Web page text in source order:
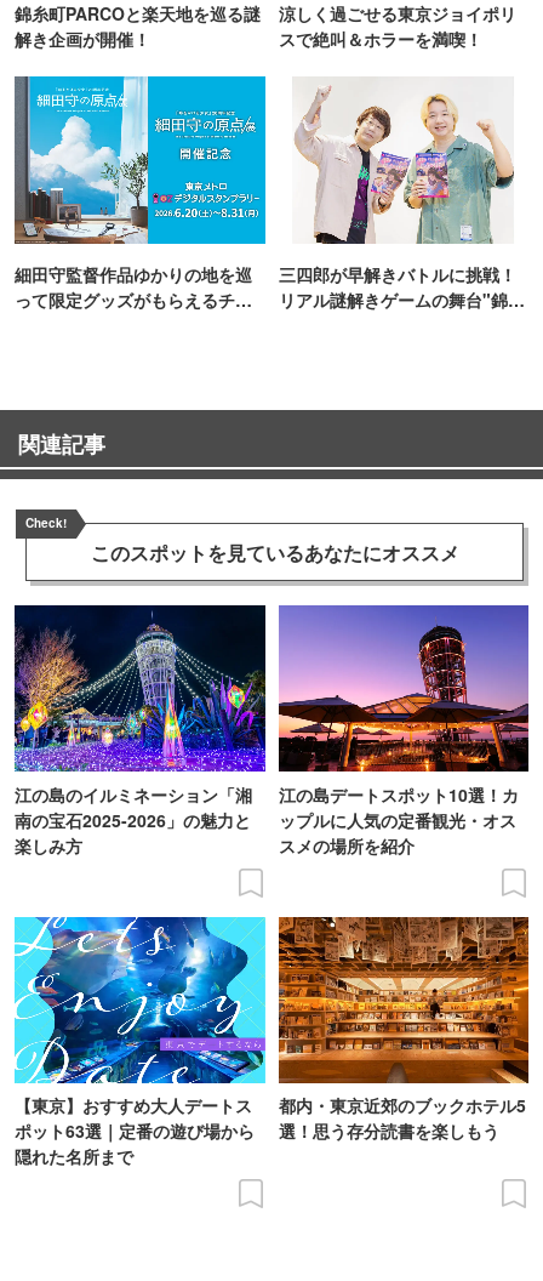
錦糸町PARCOと楽天地を巡る謎
解き企画が開催！
涼しく過ごせる東京ジョイポリ
スで絶叫＆ホラーを満喫！
細田守監督作品ゆかりの地を巡
って限定グッズがもらえるチャ
三四郎が早解きバトルに挑戦！
リアル謎解きゲームの舞台"錦糸
関連記事
Check!
このスポットを見ているあなたにオススメ
江の島のイルミネーション「湘
南の宝石2025-2026」の魅力と
楽しみ方
江の島デートスポット10選！カ
ップルに人気の定番観光・オス
スメの場所を紹介
【東京】おすすめ大人デートス
ポット63選｜定番の遊び場から
隠れた名所まで
都内・東京近郊のブックホテル5
選！思う存分読書を楽しもう